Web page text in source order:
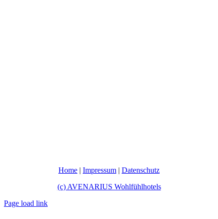
Home | Impressum | Datenschutz
(c) AVENARIUS Wohlfühlhotels
Page load link